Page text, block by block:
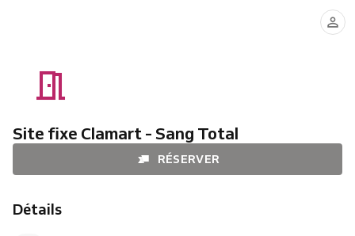
Site fixe Clamart - Sang Total
RÉSERVER
Détails